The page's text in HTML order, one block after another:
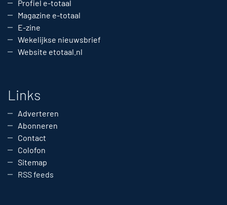
Profiel e-totaal
Magazine e-totaal
E-zine
Wekelijkse nieuwsbrief
Website etotaal.nl
Links
Adverteren
Abonneren
Contact
Colofon
Sitemap
RSS feeds